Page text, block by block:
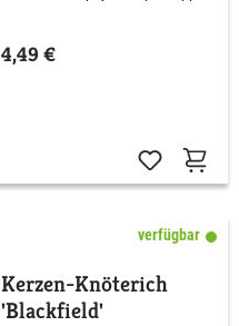
4,49 €
verfügbar
Kerzen-Knöterich
'Blackfield'